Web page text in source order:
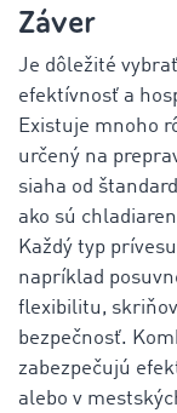
Záver
Je dôležité
efektívnosť a
Existuje mnoho
určený na
siaha od
ako sú
Každý typ
napríklad
flexibilitu,
bezpečnosť.
zabezpečujú
alebo v